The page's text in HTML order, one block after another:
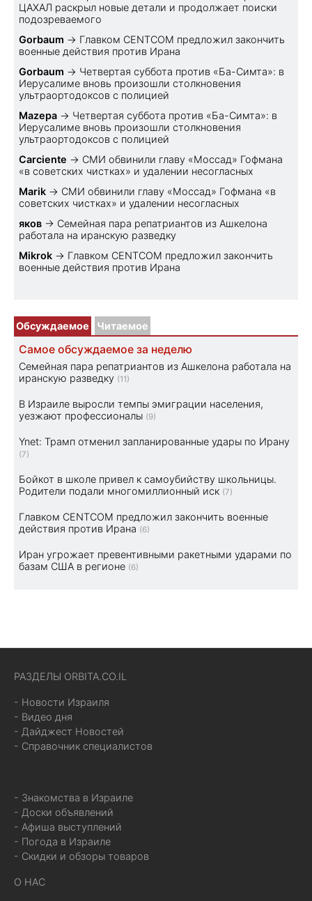
ЦАХАЛ раскрыл новые детали и продолжает поиски
подозреваемого
Gorbaum → Главком CENTCOM предложил закончить
военные действия против Ирана
Gorbaum → Четвертая суббота против «Ба-Симта»: в
Иерусалиме вновь произошли столкновения
ультраортодоксов с полицией
Mazepa → Четвертая суббота против «Ба-Симта»: в
Иерусалиме вновь произошли столкновения
ультраортодоксов с полицией
Carciente → СМИ обвинили главу «Моссад» Гофмана
«в советских чистках» и удалении несогласных
Marik → СМИ обвинили главу «Моссад» Гофмана «в
советских чистках» и удалении несогласных
яков → Семейная пара репатриантов из Ашкелона
работала на иранскую разведку
Mikrok → Главком CENTCOM предложил закончить
военные действия против Ирана
Обсуждаемое Читаемое
Самое обсуждаемое за неделю
Семейная пара репатриантов из Ашкелона работала на
иранскую разведку (11)
В Израиле выросли темпы эмиграции населения,
уезжают профессионалы (9)
Ynet: Трамп отменил запланированные удары по Ирану
(7)
Бойкот в школе привел к самоубийству школьницы.
Родители подали многомиллионный иск (7)
Главком CENTCOM предложил закончить военные
действия против Ирана (6)
Иран угрожает превентивными ракетными ударами по
базам США в регионе (6)
РАЗДЕЛЫ ORBITA.CO.IL
- Новости Израиля
- Видео дня
- Дайджест Новостей
- Справочник специалистов
- Знакомства в Израиле
- Доски объявлений
- Афиша выступлений
- Погода в Израиле
- Скидки и обзоры товаров
О НАС